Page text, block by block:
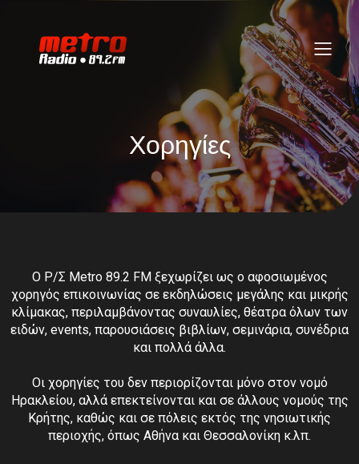
Χορηγίες
O Ρ/Σ Metro 89.2 FM ξεχωρίζει ως ο αφοσιωμένος
χορηγός επικοινωνίας σε εκδηλώσεις μεγάλης και μικρής
κλίμακας, περιλαμβάνοντας συναυλίες, θέατρα όλων των
ειδών, events, παρουσιάσεις βιβλίων, σεμινάρια, συνέδρια
και πολλά άλλα.
Οι χορηγίες του δεν περιορίζονται μόνο στον νομό
Ηρακλείου, αλλά επεκτείνονται και σε άλλους νομούς της
Κρήτης, καθώς και σε πόλεις εκτός της νησιωτικής
περιοχής, όπως Αθήνα και Θεσσαλονίκη κ.λπ.